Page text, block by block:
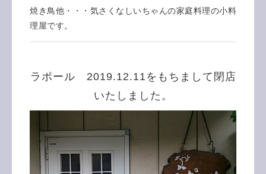
焼き鳥他・・・気さくなしいちゃんの家庭料理の小料
理屋です。
ラポール 2019.12.11をもちまして閉店
いたしました。